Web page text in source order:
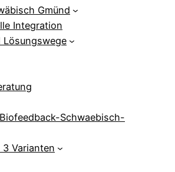
Gmünd
Integration
Lösungswege
Schwaebisch-
Varianten